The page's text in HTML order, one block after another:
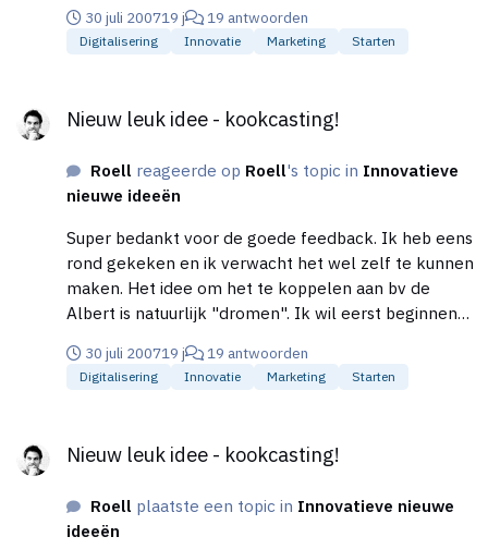
30 juli 200719 j 19 antwoorden
Digitalisering Innovatie Marketing Starten
Nieuw leuk idee - kookcasting!
Roell reageerde op Roell's topic in Innovatieve
nieuwe ideeën
Super bedankt voor de goede feedback. Ik heb eens
rond gekeken en ik verwacht het wel zelf te kunnen
maken. Het idee om het te koppelen aan bv de
Albert is natuurlijk "dromen". Ik wil eerst beginnen
zichzelf even in de etalage kunnen zetten. In de
restaurants leg ik flyers of kleine visitekaarjes neer
keer geprobeerd en het werkte uitermate
worden betwijfel ik, maar een gadget is het wel. En
rijk zal ik er ook niet van worden meer een hobby
30 juli 200719 j 19 antwoorden
Digitalisering Innovatie Marketing Starten
Nieuw leuk idee - kookcasting!
Roell plaatste een topic in Innovatieve nieuwe
ideeën